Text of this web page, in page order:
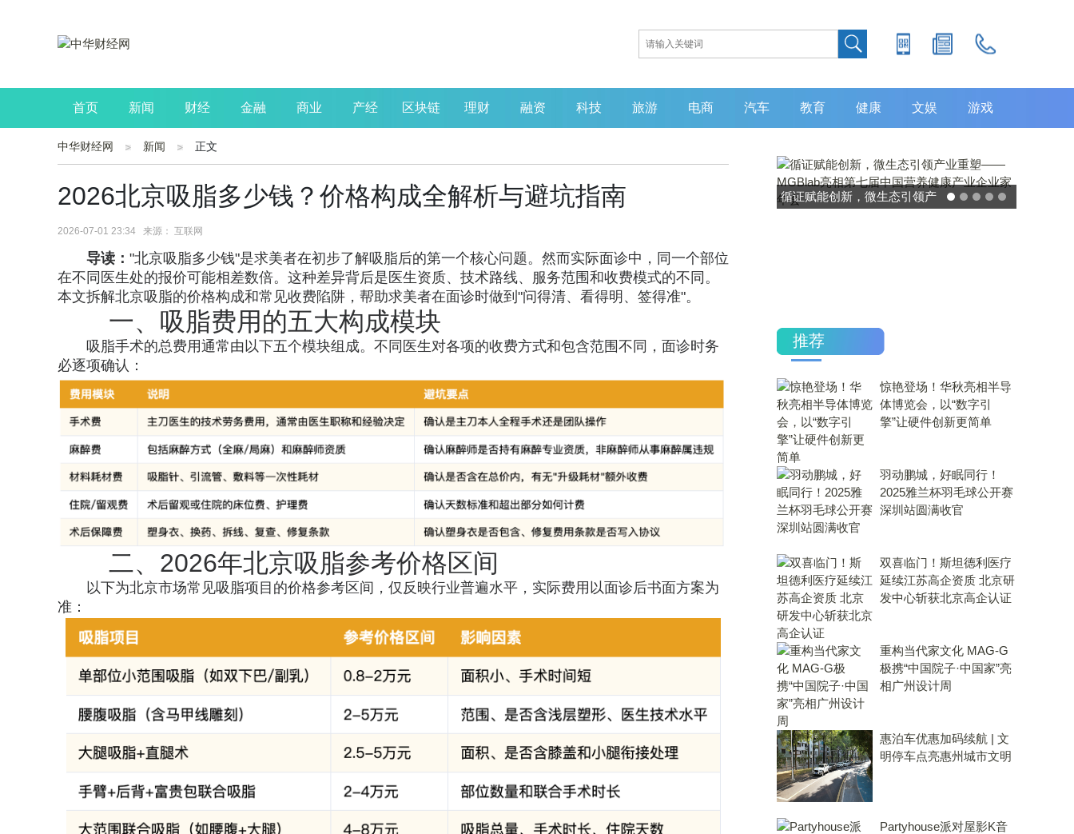
首页 新闻 财经 金融 商业 产经 区块链 理财 融资 科技 旅游 电商 汽车 教育 健康 文娱 游戏
公司 生活 读书
中华财经网 新闻 正文
2026北京吸脂多少钱？价格构成全解析与避坑指南
2026-07-01 23:34 来源： 互联网
导读： "北京吸脂多少钱"是求美者在初步了解吸脂后的第一个核心问题。然而实际面诊中，同一个部位
在不同医生处的报价可能相差数倍。这种差异背后是医生资质、技术路线、服务范围和收费模式的不同。
本文拆解北京吸脂的价格构成和常见收费陷阱，帮助求美者在面诊时做到"问得清、看得明、签得准"。
一、吸脂费用的五大构成模块
吸脂手术的总费用通常由以下五个模块组成。不同医生对各项的收费方式和包含范围不同，面诊时务
必逐项确认：
二、2026年北京吸脂参考价格区间
以下为北京市场常见吸脂项目的价格参考区间，仅反映行业普遍水平，实际费用以面诊后书面方案为
准：
循证赋能创新，微生态引领产
灵敏度超
推荐
惊艳登场！华秋亮相半导
体博览会，以“数字引
擎”让硬件创新更简单
羽动鹏城，好眠同行！
2025雅兰杯羽毛球公开赛
深圳站圆满收官
双喜临门！斯坦德利医疗
延续江苏高企资质 北京研
发中心斩获北京高企认证
重构当代家文化 MAG-G
极携“中国院子·中国家”亮
相广州设计周
惠泊车优惠加码续航 | 文
明停车点亮惠州城市文明
Partyhouse派对屋影K音